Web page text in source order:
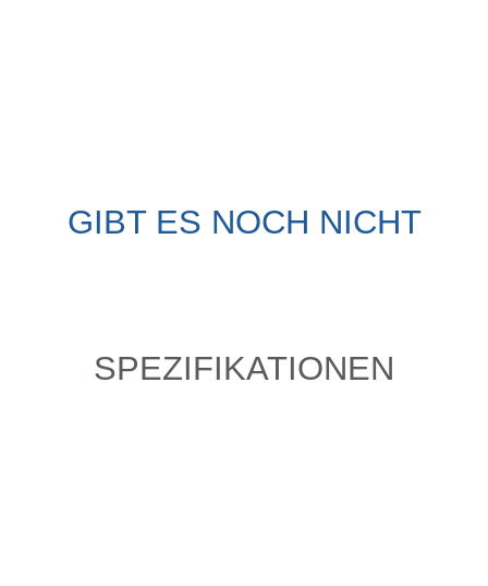
GIBT ES NOCH NICHT
SPEZIFIKATIONEN